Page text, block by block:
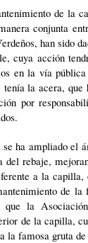
de la
conjunta
han sido
cuya acción
en la vía
la acera, que
por
se ha ampliado el
del rebaje,
a la capilla,
de
que la
de la capilla,
la famosa gruta